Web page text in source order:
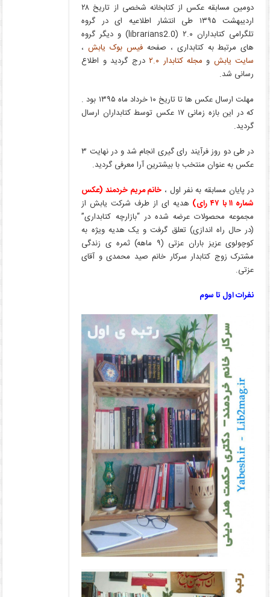
دومین مسابقه عکس از کتابخانه شخصی از تاریخ ۲۸
اردیبهشت ۱۳۹۵ طی انتشار اطلاعیه ای در گروه
تلگرامی کتابداران ۲.۰ (librarians2.0) و دیگر گروه
های مرتبط به کتابداری ، صفحه فیس بوک یابش،
سایت یابش و مجله کتابدار ۲.۰
درج گردید و اطلاع
رسانی شد.
مهلت ارسال عکس ها تا تاریخ ۱۰ خرداد ماه ۱۳۹۵ بود .
که در این بازه زمانی ۱۷ عکس توسط کتابداران ارسال
گردید.
در طی دو روز فرآیند رای گیری انجام شد و در نهایت ۳
عکس به عنوان منتخب با بیشترین آرا معرفی گردید.
در پایان مسابقه به نفر اول ، خانم مریم خردمند (عکس
شماره ۱۱ با ۴۷ رای)
هدیه ای از طرف شرکت یابش از
مجموعه محصولات عرضه شده در “بازارچه کتابداری”
(در حال راه اندازی) تعلق گرفت و یک هدیه ویژه به
کوچولوی عزیز باران عزتی (۹ ماهه) ثمره ی زندگی
مشترک زوج کتابدار سرکار خانم صید محمدی و آقای
عزتی.
نفرات اول تا سوم